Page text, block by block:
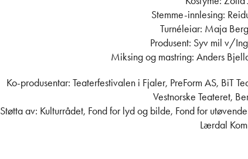
Stemme-innlesing:
Turnéleiar: Maja
Produsent: Syv mil v/
Miksing og mastring: Anders
Ko-produsentar: Teaterfestivalen i Fjaler, PreForm AS, BiT
Vestnorske Teateret,
Støtta av: Kulturrådet, Fond for lyd og bilde, Fond for
Lærdal